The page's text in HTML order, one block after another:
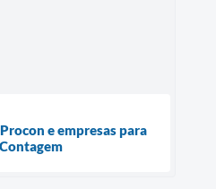
e empresas para